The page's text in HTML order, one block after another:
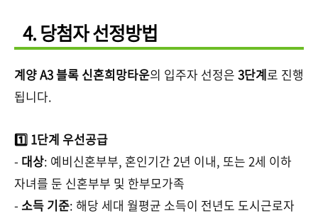
4. 당첨자 선정방법
계양 A3 블록 신혼희망타운의 입주자 선정은 3단계로 진행
됩니다.
1️⃣ 1단계 우선공급
- 대상: 예비신혼부부, 혼인기간 2년 이내, 또는 2세 이하
자녀를 둔 신혼부부 및 한부모가족
- 소득 기준: 해당 세대 월평균 소득이 전년도 도시근로자